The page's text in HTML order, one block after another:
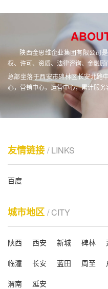
陕西金思维企业集团有限公司是
权、许可、资质、法律咨询、金融
总部坐落于西安市碑林区长安北路
心，营销中心，运营中心，累计服务
友情链接 / LINKS
百度
城市地区 / CITY
陕西 西安 新城 碑林
临潼
长安 蓝田 周至
渭南
延安